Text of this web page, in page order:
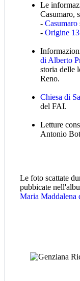
Le
Casumaro,
- Casumaro
- Origine
di Alberto
storia delle
Reno.
Chiesa di
del FAI.
Letture
Antonio
Le foto scattate
pubbicate
Maria Maddalena